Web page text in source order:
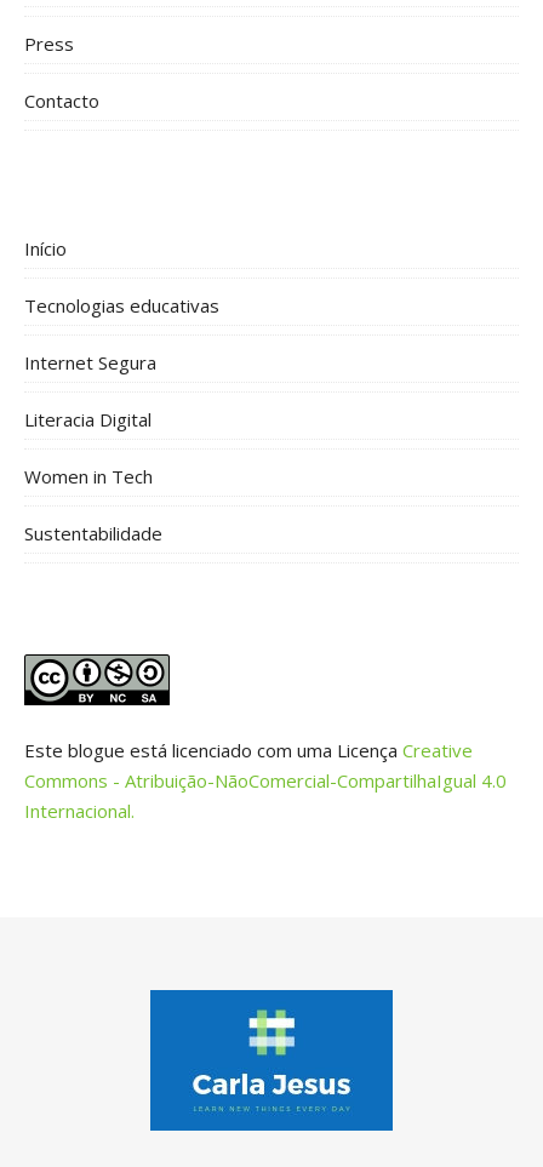
Press
Contacto
Início
Tecnologias educativas
Internet Segura
Literacia Digital
Women in Tech
Sustentabilidade
Este blogue está licenciado com uma Licença Creative
Commons - Atribuição-NãoComercial-CompartilhaIgual 4.0
Internacional.